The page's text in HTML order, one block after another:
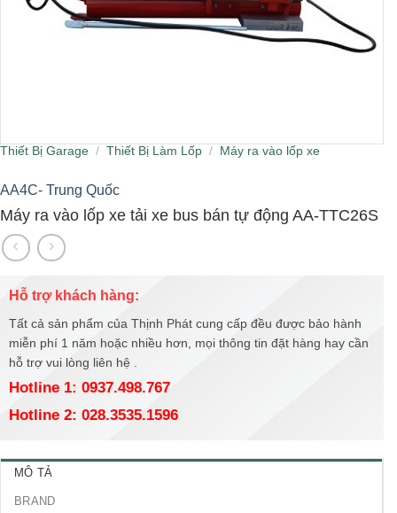
Thiết Bị Garage / Thiết Bị Làm Lốp / Máy ra vào lốp xe
AA4C- Trung Quốc
Máy ra vào lốp xe tải xe bus bán tự động AA-TTC26S
Hỗ trợ khách hàng:
Tất cả sản phẩm của Thịnh Phát cung cấp đều được bảo hành
miễn phí 1 năm hoặc nhiều hơn, mọi thông tin đặt hàng hay cần
hỗ trợ vui lòng liên hệ .
Hotline 1: 0937.498.767
Hotline 2: 028.3535.1596
MÔ TẢ
BRAND